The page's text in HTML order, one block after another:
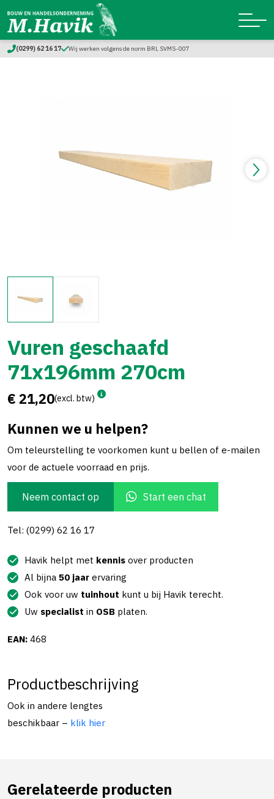
(0299) 62 16 17 Wij werken volgens de norm BRL SVMS-007
Vuren geschaafd
71x196mm 270cm
€ 21,20(excl. btw)
Kunnen we u helpen?
Om teleurstelling te voorkomen kunt u bellen of e-mailen
voor de actuele voorraad en prijs.
Neem contact op Start een chat
Tel: (0299) 62 16 17
Havik helpt met kennis over producten
Al bijna 50 jaar ervaring
Ook voor uw tuinhout kunt u bij Havik terecht.
Uw specialist in OSB platen.
EAN: 468
Productbeschrijving
Ook in andere lengtes
beschikbaar – klik hier
Gerelateerde producten